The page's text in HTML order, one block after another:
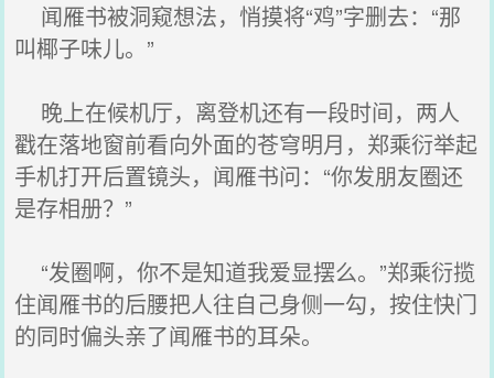
闻雁书被洞窥想法，悄摸将“鸡”字删去：“那
叫椰子味儿。”
晚上在候机厅，离登机还有一段时间，两人
戳在落地窗前看向外面的苍穹明月，郑乘衍举起
手机打开后置镜头，闻雁书问：“你发朋友圈还
是存相册？”
“发圈啊，你不是知道我爱显摆么。”郑乘衍揽
住闻雁书的后腰把人往自己身侧一勾，按住快门
的同时偏头亲了闻雁书的耳朵。